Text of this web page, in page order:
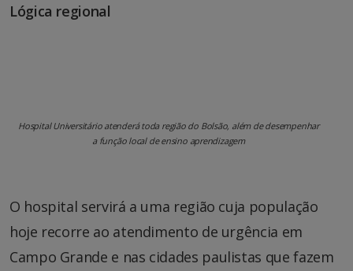
Lógica regional
Hospital Universitário atenderá toda região do Bolsão, além de desempenhar
a função local de ensino aprendizagem
O hospital servirá a uma região cuja população
hoje recorre ao atendimento de urgência em
Campo Grande e nas cidades paulistas que fazem